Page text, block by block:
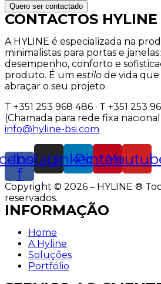
Quero ser contactado
CONTACTOS HYLINE
A HYLINE é especializada na
minimalistas para portas e
desempenho, conforto e
produto. É um estilo de vida
abraçar o seu projeto.
T +351 253 968 486 · T +351 253
(Chamada para rede fixa
info@hyline-bsi.com
f
Instagram
Linkedin
Pinterest
Copyright © 2026 – HYLINE ®
reservados.
INFORMAÇÃO
Home
A Hyline
Soluções
Portfólio